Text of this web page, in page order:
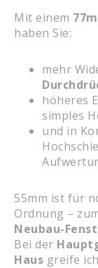
Mit einem
haben Sie:
mehr
höheres
simples
und in
55mm ist für
Ordnung –
Neubau-
Bei der
Haus greife